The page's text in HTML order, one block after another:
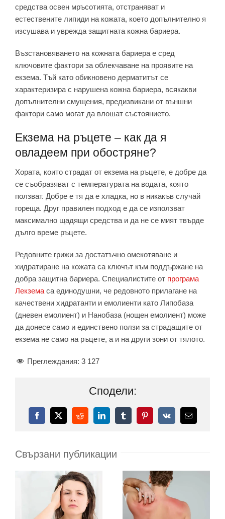
средства освен мръсотията, отстраняват и
естествените липиди на кожата, което допълнително я
изсушава и уврежда защитната кожна бариера.
Възстановяването на кожната бариера е сред
ключовите фактори за облекчаване на проявите на
екзема. Тъй като обикновено дерматитът се
характеризира с нарушена кожна бариера, всякакви
допълнителни смущения, предизвикани от външни
фактори само могат да влошат състоянието.
Екзема на ръцете – как да я
овладеем при обостряне?
Хората, които страдат от екзема на ръцете, е добре да
се съобразяват с температурата на водата, която
ползват. Добре е тя да е хладка, но в никакъв случай
гореща. Друг правилен подход е да се използват
максимално щадящи средства и да не се мият твърде
дълго време ръцете.
Редовните грижи за достатъчно омекотяване и
хидратиране на кожата са ключът към поддържане на
добра защитна бариера. Специалистите от програма
Лекзема са единодушни, че редовното прилагане на
качествени хидратанти и емолиенти като Липобаза
(дневен емолиент) и Нанобаза (нощен емолиент) може
да донесе само и единствено ползи за страдащите от
екзема не само на ръцете, а и на други зони от тялото.
Преглеждания: 3 127
Сподели:
Facebook
X RedditLinkedInTumblrPinterest
Vk
поща:
Свързани публикации